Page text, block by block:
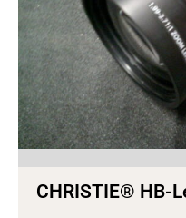
CHRISTIE® HB-